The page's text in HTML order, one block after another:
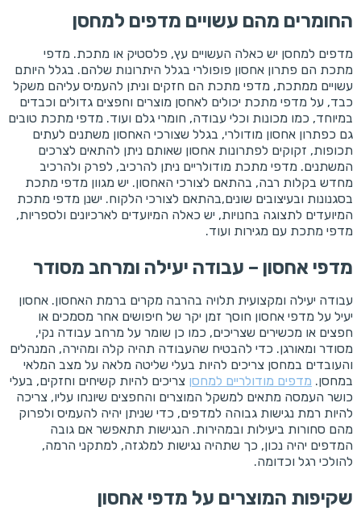
החומרים מהם עשויים מדפים למחסן
מדפים למחסן יש כאלה העשויים עץ, פלסטיק או מתכת. מדפי
מתכת הם פתרון אחסון פופולרי בגלל היתרונות שלהם. בגלל היותם
עשויים ממתכת, מדפי מתכת הם חזקים וניתן להעמיס עליהם משקל
כבד, על מדפי מתכת יכולים לאחסן מוצרים וחפצים גדולים וכבדים
במיוחד, כמו מכונות וכלי עבודה, חומרי גלם ועוד. מדפי מתכת טובים
גם כפתרון אחסון מודולרי, בגלל שצורכי האחסון משתנים לעתים
תכופות, זקוקים לפתרונות אחסון שאותם ניתן להתאים לצרכים
המשתנים. מדפי מתכת מודולריים ניתן להרכיב, לפרק ולהרכיב
מחדש בקלות רבה, בהתאם לצורכי האחסון. יש מגוון מדפי מתכת
בסגנונות ובעיצובים שונים,בהתאם לצורכי הלקוח. ישנן מדפי מתכת
המיועדים לתצוגה בחנויות, יש כאלה המיועדים לארכיונים ולספריות,
מדפי מתכת עם מגירות ועוד.
מדפי אחסון – עבודה יעילה ומרחב מסודר
עבודה יעילה ומקצועית תלויה בהרבה מקרים ברמת האחסון. אחסון
יעיל על מדפי אחסון חוסך זמן יקר של חיפושים אחר מסמכים או
חפצים או מכשירים שצריכים, כמו כן שומר על מרחב עבודה נקי,
מסודר ומאורגן. כדי להבטיח שהעבודה תהיה קלה ומהירה, המנהלים
והעובדים במחסן צריכים להיות בעלי שליטה מלאה על מצב המלאי
במחסן. מדפים מודולריים למחסן צריכים להיות קשיחים וחזקים, בעלי
כושר העמסה מתאים למשקל המוצרים והחפצים שיונחו עליו, צריכה
להיות רמת נגישות גבוהה למדפים, כדי שניתן יהיה להעמיס ולפרוק
מהם סחורות ביעילות ובמהירות. הנגישות תתאפשר אם גובה
המדפים יהיה נכון, כך שתהיה נגישות למלגזה, למתקני הרמה,
להולכי רגל וכדומה.
שקיפות המוצרים על מדפי אחסון